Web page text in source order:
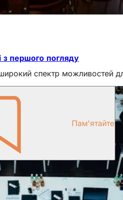
з першого погляду
спектр можливостей
Пам'ятайте